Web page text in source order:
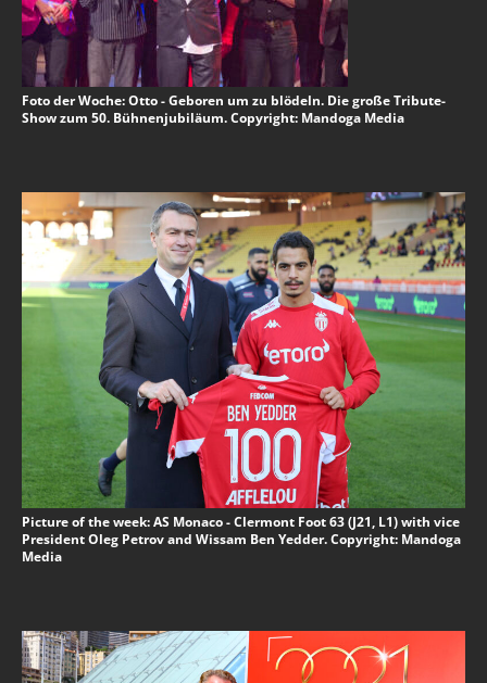
Foto der Woche: Otto - Geboren um zu blödeln. Die große Tribute-
Show zum 50. Bühnenjubiläum. Copyright: Mandoga Media
Picture of the week: AS Monaco - Clermont Foot 63 (J21, L1) with vice
President Oleg Petrov and Wissam Ben Yedder. Copyright: Mandoga
Media